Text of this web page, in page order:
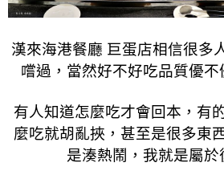
漢來海港餐廳 巨蛋店相信很多
嚐過，當然好不好吃品質優不
有人知道怎麼吃才會回本，有
麼吃就胡亂挾，甚至是很多東
是湊熱鬧，我就是屬於